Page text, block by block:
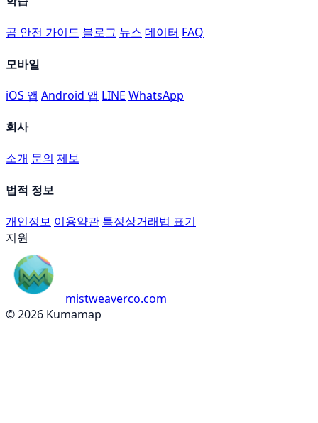
곰 안전 가이드 블로그 뉴스 데이터 FAQ
모바일
iOS 앱 Android 앱 LINE WhatsApp
회사
소개 문의 제보
법적 정보
개인정보 이용약관 특정상거래법 표기
지원
mistweaverco.com
© 2026 Kumamap